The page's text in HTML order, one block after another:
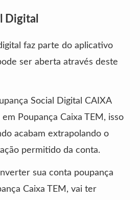
Digital
faz parte do aplicativo
ser aberta através deste
Social Digital CAIXA
Poupança Caixa TEM, isso
acabam extrapolando o
permitido da conta.
sua conta poupança
Caixa TEM, vai ter